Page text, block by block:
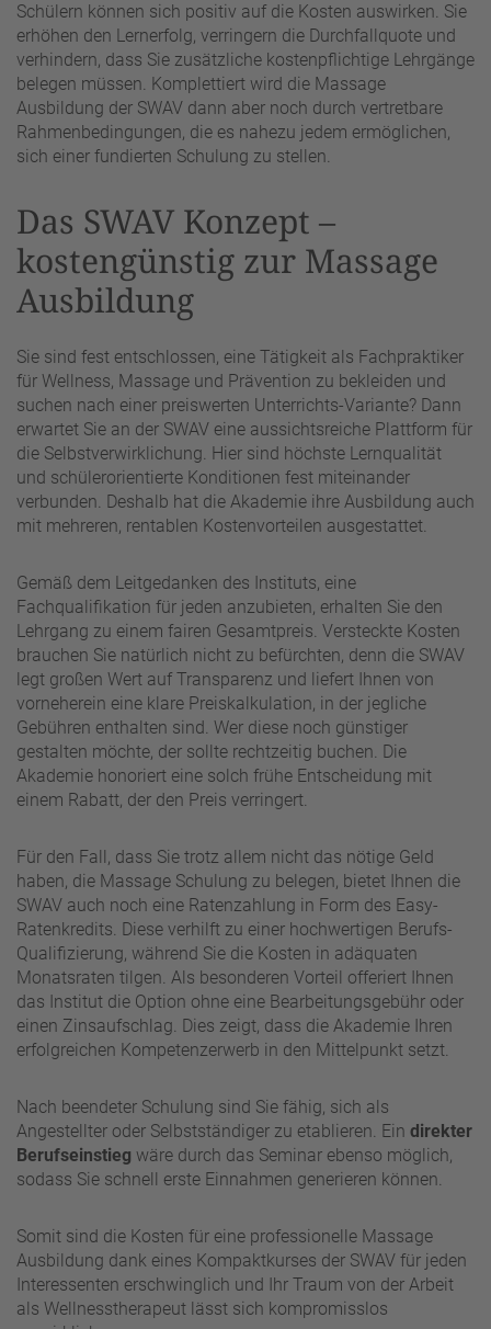
Schülern können sich positiv auf die Kosten auswirken. Sie
erhöhen den Lernerfolg, verringern die Durchfallquote und
verhindern, dass Sie zusätzliche kostenpflichtige Lehrgänge
belegen müssen. Komplettiert wird die Massage
Ausbildung der SWAV dann aber noch durch vertretbare
Rahmenbedingungen, die es nahezu jedem ermöglichen,
sich einer fundierten Schulung zu stellen.
Das SWAV Konzept –
kostengünstig zur Massage
Ausbildung
Sie sind fest entschlossen, eine Tätigkeit als Fachpraktiker
für Wellness, Massage und Prävention zu bekleiden und
suchen nach einer preiswerten Unterrichts-Variante? Dann
erwartet Sie an der SWAV eine aussichtsreiche Plattform für
die Selbstverwirklichung. Hier sind höchste Lernqualität
und schülerorientierte Konditionen fest miteinander
verbunden. Deshalb hat die Akademie ihre Ausbildung auch
mit mehreren, rentablen Kostenvorteilen ausgestattet.
Gemäß dem Leitgedanken des Instituts, eine
Fachqualifikation für jeden anzubieten, erhalten Sie den
Lehrgang zu einem fairen Gesamtpreis. Versteckte Kosten
brauchen Sie natürlich nicht zu befürchten, denn die SWAV
legt großen Wert auf Transparenz und liefert Ihnen von
vorneherein eine klare Preiskalkulation, in der jegliche
Gebühren enthalten sind. Wer diese noch günstiger
gestalten möchte, der sollte rechtzeitig buchen. Die
Akademie honoriert eine solch frühe Entscheidung mit
einem Rabatt, der den Preis verringert.
Für den Fall, dass Sie trotz allem nicht das nötige Geld
haben, die Massage Schulung zu belegen, bietet Ihnen die
SWAV auch noch eine Ratenzahlung in Form des Easy-
Ratenkredits. Diese verhilft zu einer hochwertigen Berufs-
Qualifizierung, während Sie die Kosten in adäquaten
Monatsraten tilgen. Als besonderen Vorteil offeriert Ihnen
das Institut die Option ohne eine Bearbeitungsgebühr oder
einen Zinsaufschlag. Dies zeigt, dass die Akademie Ihren
erfolgreichen Kompetenzerwerb in den Mittelpunkt setzt.
Nach beendeter Schulung sind Sie fähig, sich als
Angestellter oder Selbstständiger zu etablieren. Ein direkter
Berufseinstieg wäre durch das Seminar ebenso möglich,
sodass Sie schnell erste Einnahmen generieren können.
Somit sind die Kosten für eine professionelle Massage
Ausbildung dank eines Kompaktkurses der SWAV für jeden
Interessenten erschwinglich und Ihr Traum von der Arbeit
als Wellnesstherapeut lässt sich kompromisslos